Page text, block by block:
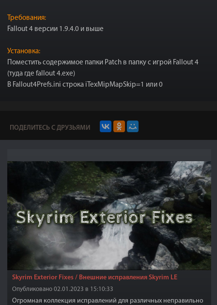
Требования:
Fallout 4 версии 1.9.4.0 и выше
Установка:
Поместить содержимое папки Patch в папку с игрой Fallout 4
(туда где fallout 4.exe)
В Fallout4Prefs.ini строка iTexMipMapSkip=1 или 0
ПОДЕЛИТЕСЬ С ДРУЗЬЯМИ
Skyrim Exterior Fixes / Внешние исправления Skyrim LE
Опубликовано 02.01.2023 в 15:10:33
Огромная коллекция исправлений для различных неправильно